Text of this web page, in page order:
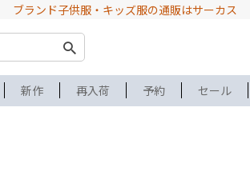
ブランド子供服・キッズ服の通販はサーカス
新作 再入荷 予約 セール